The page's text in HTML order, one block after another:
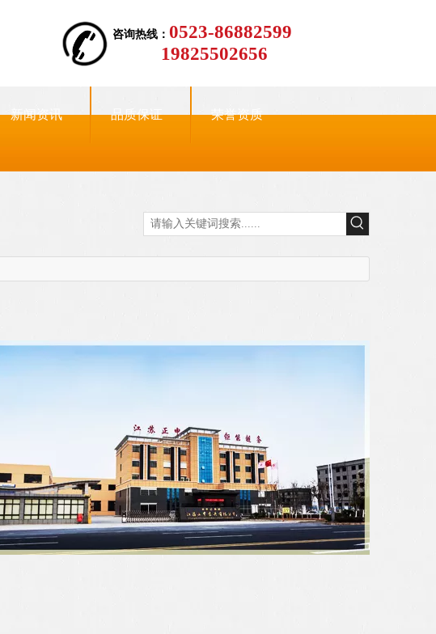
咨询热线： 0523-86882599
19825502656
新闻资讯 品质保证 荣誉资质